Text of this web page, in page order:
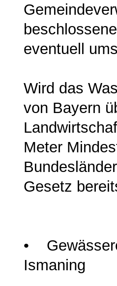
eventuell
Wird das
von Bayern
Meter
Gesetz
•
Ismaning